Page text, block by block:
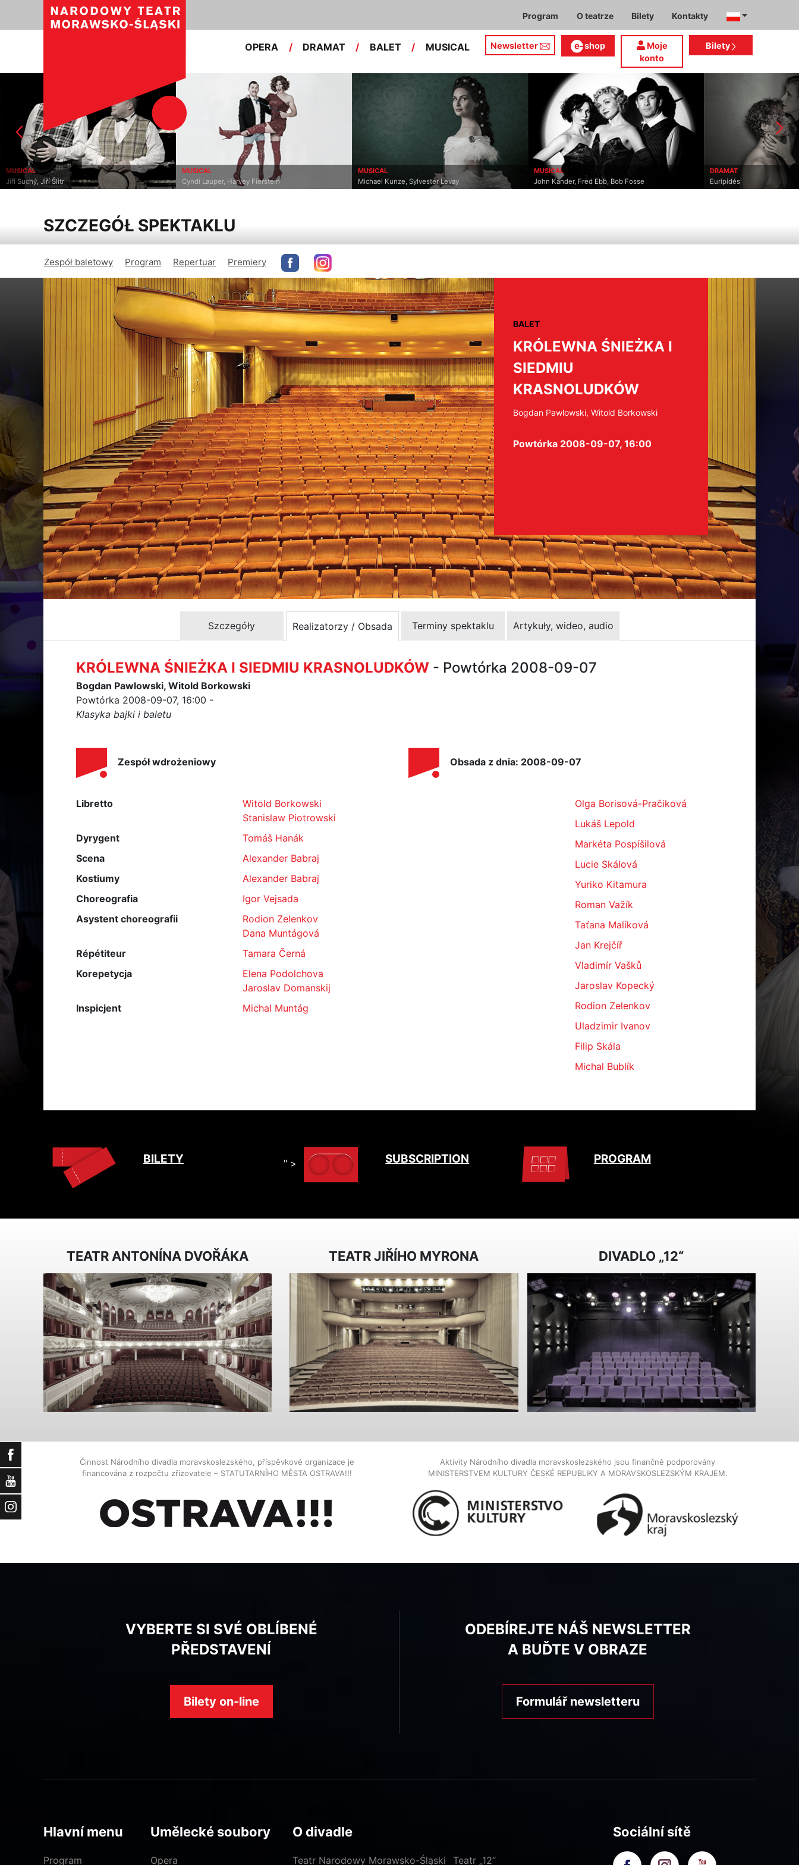
Facebook
YouTube
Instagram
Program O teatrze Bilety Kontakty
OPERA / DRAMAT / BALET / MUSICAL Newsletter shop
Moje
konto
Bilety
MUSICAL
Jiří Suchý, Jiří Šlitr
MUSICAL
Cyndi Lauper, Harvey Fierstein
MUSICAL
Michael Kunze, Sylvester Levay
MUSICAL
John Kander, Fred Ebb, Bob Fosse
DRAMAT
Eurípidés
SZCZEGÓŁ SPEKTAKLU
Zespół baletowy Program Repertuar Premiery
BALET
KRÓLEWNA ŚNIEŻKA I
SIEDMIU
KRASNOLUDKÓW
Bogdan Pawlowski, Witold Borkowski
Powtórka 2008-09-07, 16:00
Szczegóły Realizatorzy / Obsada Terminy spektaklu Artykuły, wideo, audio
KRÓLEWNA ŚNIEŻKA I SIEDMIU KRASNOLUDKÓW - Powtórka 2008-09-07
Bogdan Pawlowski, Witold Borkowski
Powtórka 2008-09-07, 16:00 -
Klasyka bajki i baletu
Zespół wdrożeniowy
Libretto
Witold Borkowski
Stanislaw Piotrowski
Dyrygent
Tomáš Hanák
Scena
Alexander Babraj
Kostiumy
Alexander Babraj
Choreografia
Igor Vejsada
Asystent choreografii
Rodion Zelenkov
Dana Muntágová
Répétiteur
Tamara Černá
Korepetycja
Elena Podolchova
Jaroslav Domanskij
Inspicjent
Michal Muntág
Obsada z dnia: 2008-09-07
Olga Borisová-Pračiková
Lukáš Lepold
Markéta Pospíšilová
Lucie Skálová
Yuriko Kitamura
Roman Važík
Taťana Malíková
Jan Krejčíř
Vladimír Vašků
Jaroslav Kopecký
Rodion Zelenkov
Uladzimir Ivanov
Filip Skála
Michal Bublík
BILETY " > SUBSCRIPTION PROGRAM
TEATR ANTONÍNA DVOŘÁKA TEATR JIŘÍHO MYRONA DIVADLO „12“
Činnost Národního divadla moravskoslezského, příspěvkové organizace je
financována z rozpočtu zřizovatele – STATUTARNÍHO MĚSTA OSTRAVA!!!
Aktivity Národního divadla moravskoslezského jsou finančně podporovány
MINISTERSTVEM KULTURY ČESKÉ REPUBLIKY A MORAVSKOSLEZSKÝM KRAJEM.
VYBERTE SI SVÉ OBLÍBENÉ
PŘEDSTAVENÍ
Bilety on-line
ODEBÍREJTE NÁŠ NEWSLETTER
A BUĎTE V OBRAZE
Formulář newsletteru
Hlavní menu
Program
Umělecké soubory
Opera
O divadle
Teatr Narodowy Morawsko-Śląski Teatr „12“
Sociální sítě